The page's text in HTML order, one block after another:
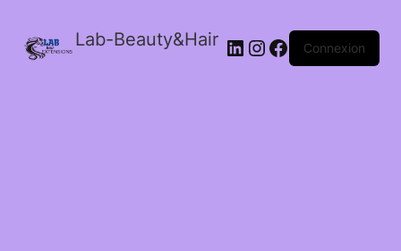
Lab-Beauty&Hair Connexion